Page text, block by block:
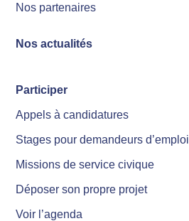
Nos partenaires
Nos actualités
Participer
Appels à candidatures
Stages pour demandeurs d’emploi
Missions de service civique
Déposer son propre projet
Voir l’agenda